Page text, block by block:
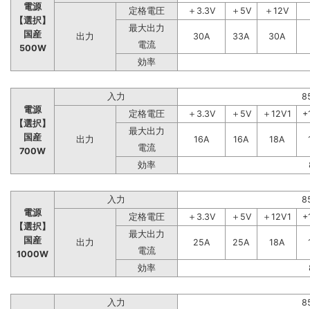
電源
【選択】
国産
500W
出力
定格電圧 ＋3.3V ＋5V
＋12V
最大出力
30A
33A
30A
電流
効率
電源
【選択】
国産
700W
入力
出力
定格電圧 ＋3.3V ＋5V ＋12V1
最大出力
16A
16A 18A
電流
効率
電源
【選択】
国産
1000W
入力
出力
定格電圧 ＋3.3V ＋5V ＋12V1
最大出力
25A
25A 18A
電流
効率
入力